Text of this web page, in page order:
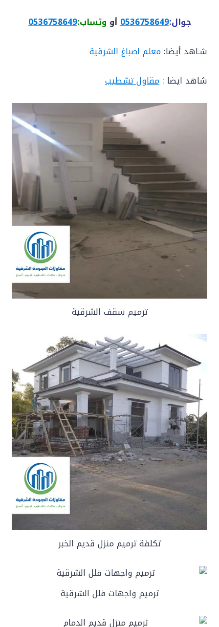
جوال:0536758649أو وتساب:0536758649
شـاهد أيضا: معلم اصباغ الشرقية
شاهد ايضا : مقاول تشطيب
ترميم سقف الشرقية
تكلفة ترميم منزل قديم الخبر
ترميم واجهات فلل الشرقية